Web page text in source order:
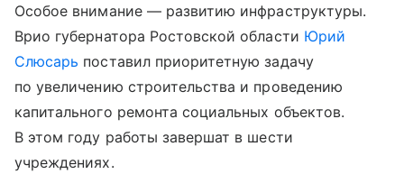
Особое внимание — развитию инфраструктуры.
Врио губернатора Ростовской области Юрий
Слюсарь поставил приоритетную задачу
по увеличению строительства и проведению
капитального ремонта социальных объектов.
В этом году работы завершат в шести
учреждениях.